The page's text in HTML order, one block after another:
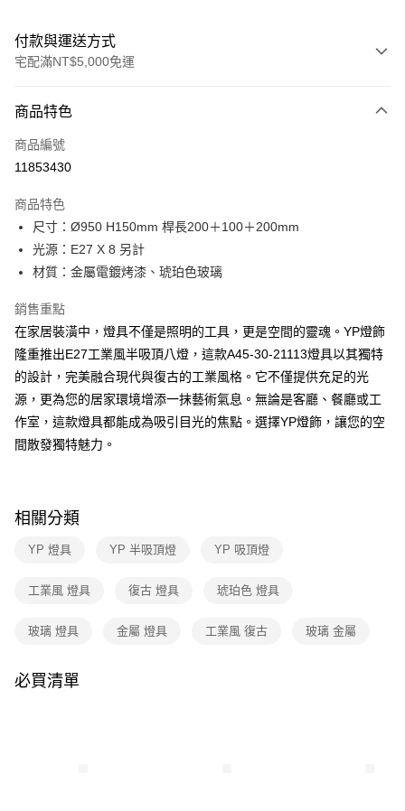
付款與運送方式
宅配滿NT$5,000免運
信用卡一次付款
LINE Pay
街口支付
悠遊付
全盈+PAY
AFTEE先享後付
相關說明
【關於「AFTEE先享後付」】
AFTEE先享後付是「在收到商品之後才付款」的支付方式。 讓您購物簡單
便利好安心！
１．簡單：不需註冊會員、不需綁卡、不需儲值。
【「AFTEE先享後付」結帳流程】
１．於結帳方式選擇「AFTEE先享後付」後，將跳轉至「AFTEE先享後付」
結帳頁面，進行簡訊認證並確認金額後，即可完成結帳。
ATM／網路銀行／等多元方式進行付款，方視為交易完成。
購買商品的店家。未經商家同意取消之訂單仍視為有效，需透過AFTEE先享
是否繳費成功／繳費後需取消欲退款等相關疑問，請聯繫「AFTEE先享後付
客戶支援中心」
每筆NT$180，滿NT$5,000(含以上)免運費
商品特色
商品編號
11853430
商品特色
尺寸：Ø950 H150mm 桿長200＋100＋200mm
光源：E27 X 8 另計
材質：金屬電鍍烤漆、琥珀色玻璃
銷售重點
在家居裝潢中，燈具不僅是照明的工具，更是空間的靈魂。YP燈飾
隆重推出E27工業風半吸頂八燈，這款A45-30-21113燈具以其獨特
的設計，完美融合現代與復古的工業風格。它不僅提供充足的光
源，更為您的居家環境增添一抹藝術氣息。無論是客廳、餐廳或工
作室，這款燈具都能成為吸引目光的焦點。選擇YP燈飾，讓您的空
間散發獨特魅力。
相關分類
YP 燈具 YP 半吸頂燈 YP 吸頂燈
工業風 燈具 復古 燈具 琥珀色 燈具
玻璃 燈具 金屬 燈具 工業風 復古 玻璃 金屬
必買清單